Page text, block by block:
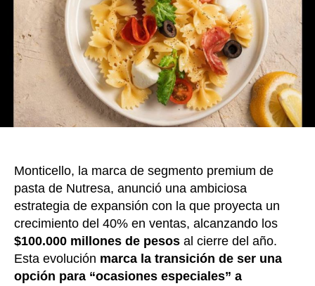
k
en
y
de
la
Monticello, la marca de segmento premium de
pasta de Nutresa, anunció una ambiciosa
estrategia de expansión con la que proyecta un
crecimiento del 40% en ventas, alcanzando los
$100.000 millones de pesos al cierre del año.
Esta evolución marca la transición de ser una
opción para “ocasiones especiales” a